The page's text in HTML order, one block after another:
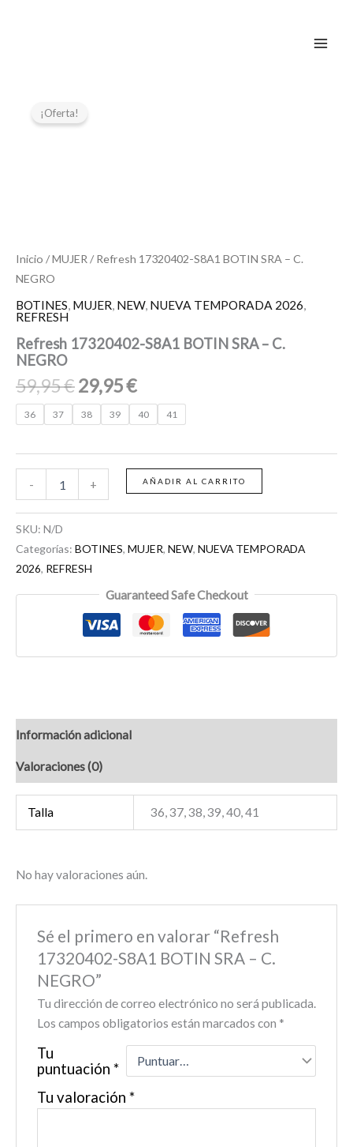
¡Oferta!
Inicio /MUJER / Refresh 17320402-S8A1 BOTIN SRA – C.
NEGRO
BOTINES, MUJER, NEW, NUEVA TEMPORADA 2026,
REFRESH
Refresh 17320402-S8A1 BOTIN SRA – C.
NEGRO
59,95€29,95€
36 37 38 39 40 41
-
17320402-
S8A1
+ AÑADIR AL CARRITO
SKU: N/D
Categorías: BOTINES, MUJER, NEW, NUEVA TEMPORADA
2026, REFRESH
Guaranteed Safe Checkout
Información adicional
Valoraciones (0)
Talla 36, 37, 38, 39, 40, 41
No hay valoraciones aún.
Sé el primero en valorar “Refresh
17320402-S8A1 BOTIN SRA – C.
NEGRO”
Tu dirección de correo electrónico no será publicada.
Los campos obligatorios están marcados con *
Tu
puntuación *
Tu valoración *